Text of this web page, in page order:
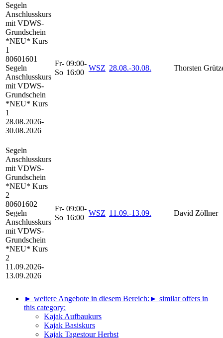
Segeln
Anschlusskurs
mit VDWS-
Grundschein
*NEU* Kurs
1
80601601
Segeln
Anschlusskurs
mit VDWS-
Grundschein
*NEU* Kurs
1
28.08.2026-
30.08.2026
Fr-
So
09:00-
16:00
WSZ 28.08.-30.08. Thorsten
Segeln
Anschlusskurs
mit VDWS-
Grundschein
*NEU* Kurs
2
80601602
Segeln
Anschlusskurs
mit VDWS-
Grundschein
*NEU* Kurs
2
11.09.2026-
13.09.2026
Fr-
So
09:00-
16:00
WSZ 11.09.-13.09. David Zöllner
► weitere Angebote in diesem Bereich: ► similar offers in
this category:
Kajak Aufbaukurs
Kajak Basiskurs
Kajak Tagestour Herbst